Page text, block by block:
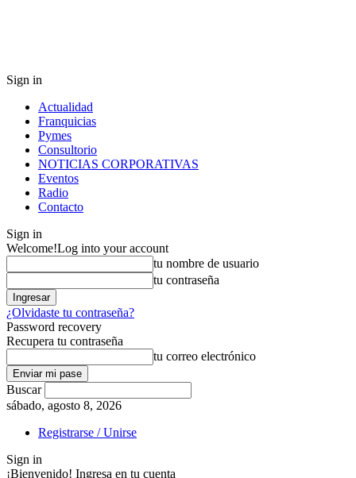
Sign in
Actualidad
Franquicias
Pymes
Consultorio
NOTICIAS CORPORATIVAS
Eventos
Radio
Contacto
Sign in
Welcome!Log into your account
tu nombre de usuario
tu contraseña
¿Olvidaste tu contraseña?
Password recovery
Recupera tu contraseña
tu correo electrónico
Buscar
sábado, agosto 8, 2026
Registrarse / Unirse
Sign in
¡Bienvenido! Ingresa en tu cuenta